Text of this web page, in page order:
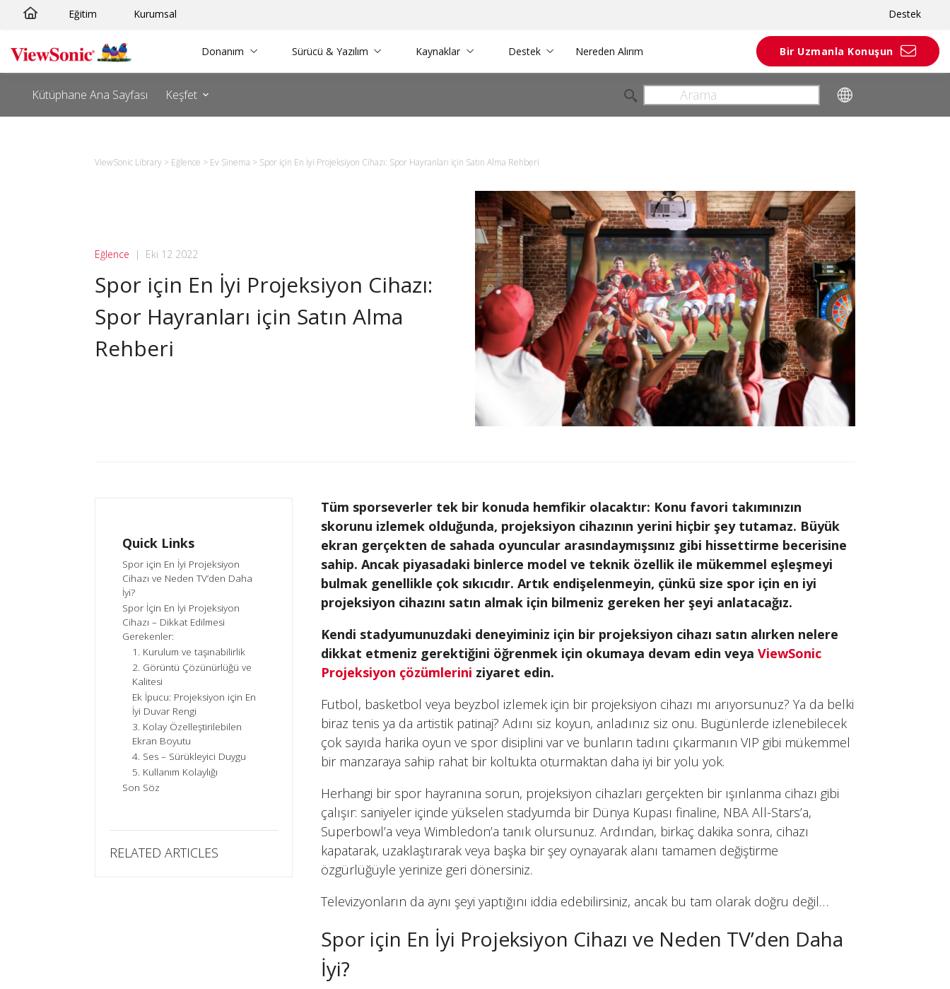
content
Eğitim Kurumsal Destek
Donanım Sürücü & Yazılım Kaynaklar Destek Nereden Alırım Bir Uzmanla Konuşun
Kütüphane Ana Sayfası Keşfet
ViewSonic Library > Eğlence > Ev Sinema > Spor için En İyi Projeksiyon Cihazı: Spor Hayranları için Satın Alma Rehberi
Eğlence | Eki 12 2022
Spor için En İyi Projeksiyon Cihazı:
Spor Hayranları için Satın Alma
Rehberi
Quick Links
Spor için En İyi Projeksiyon
Cihazı ve Neden TV’den Daha
İyi?
Spor İçin En İyi Projeksiyon
Cihazı – Dikkat Edilmesi
Gerekenler:
1. Kurulum ve taşınabilirlik
2. Görüntü Çözünürlüğü ve
Kalitesi
Ek İpucu: Projeksiyon için En
İyi Duvar Rengi
3. Kolay Özelleştirilebilen
Ekran Boyutu
4. Ses – Sürükleyici Duygu
5. Kullanım Kolaylığı
Son Söz
RELATED ARTICLES
Tüm sporseverler tek bir konuda hemfikir olacaktır: Konu favori takımınızın
skorunu izlemek olduğunda, projeksiyon cihazının yerini hiçbir şey tutamaz. Büyük
ekran gerçekten de sahada oyuncular arasındaymışsınız gibi hissettirme becerisine
sahip. Ancak piyasadaki binlerce model ve teknik özellik ile mükemmel eşleşmeyi
bulmak genellikle çok sıkıcıdır. Artık endişelenmeyin, çünkü size spor için en iyi
projeksiyon cihazını satın almak için bilmeniz gereken her şeyi anlatacağız.
Kendi stadyumunuzdaki deneyiminiz için bir projeksiyon cihazı satın alırken nelere
dikkat etmeniz gerektiğini öğrenmek için okumaya devam edin veyaViewSonic
Projeksiyon çözümlerini ziyaret edin.
Futbol, ​​basketbol veya beyzbol izlemek için bir projeksiyon cihazı mı arıyorsunuz? Ya da belki
biraz tenis ya da artistik patinaj? Adını siz koyun, anladınız siz onu. Bugünlerde izlenebilecek
çok sayıda harika oyun ve spor disiplini var ve bunların tadını çıkarmanın VIP gibi mükemmel
bir manzaraya sahip rahat bir koltukta oturmaktan daha iyi bir yolu yok.
Herhangi bir spor hayranına sorun, projeksiyon cihazları gerçekten bir ışınlanma cihazı gibi
çalışır: saniyeler içinde yükselen stadyumda bir Dünya Kupası finaline, NBA All-Stars’a,
Superbowl’a veya Wimbledon’a tanık olursunuz. Ardından, birkaç dakika sonra, cihazı
kapatarak, uzaklaştırarak veya başka bir şey oynayarak alanı tamamen değiştirme
özgürlüğüyle yerinize geri dönersiniz.
Televizyonların da aynı şeyi yaptığını iddia edebilirsiniz, ancak bu tam olarak doğru değil…
Spor için En İyi Projeksiyon Cihazı ve Neden TV’den Daha
İyi?